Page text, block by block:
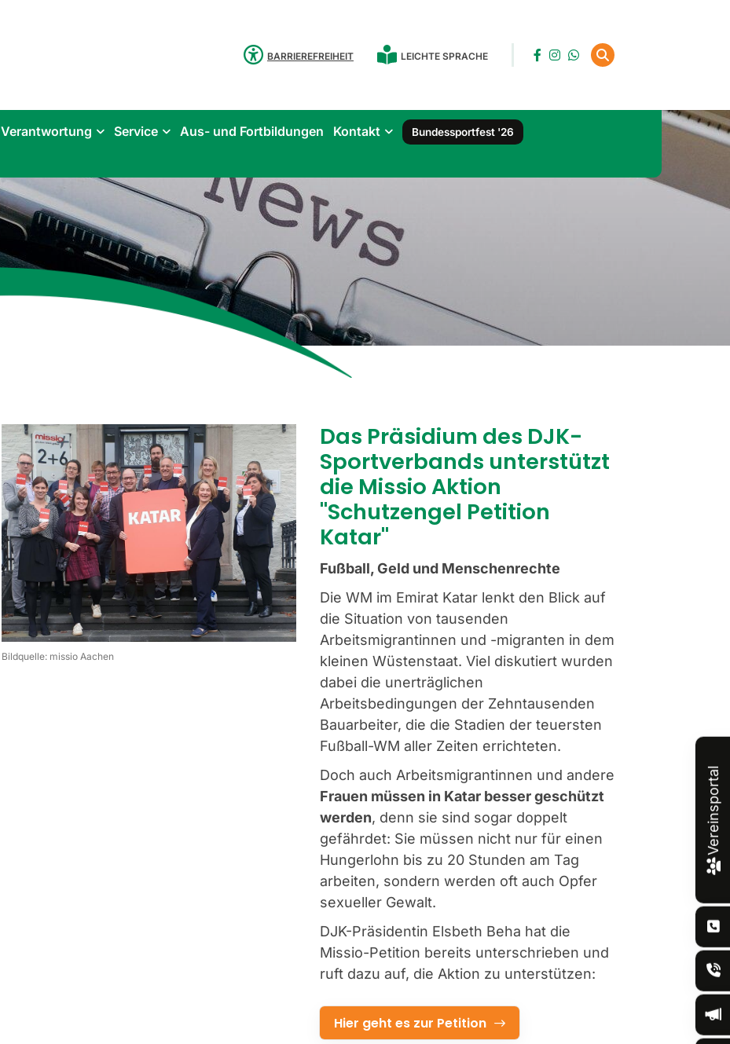
BARRIEREFREIHEIT LEICHTE SPRACHE
Verantwortung Service Aus- und Fortbildungen Kontakt Bundessportfest '26
Bildquelle: missio Aachen
Das Präsidium des DJK-
Sportverbands unterstützt
die Missio Aktion
"Schutzengel Petition
Katar"
Fußball, Geld und Menschenrechte
Die WM im Emirat Katar lenkt den Blick auf
die Situation von tausenden
Arbeitsmigrantinnen und -migranten in dem
kleinen Wüstenstaat. Viel diskutiert wurden
dabei die unerträglichen
Arbeitsbedingungen der Zehntausenden
Bauarbeiter, die die Stadien der teuersten
Fußball-WM aller Zeiten errichteten.
Doch auch Arbeitsmigrantinnen und andere
Frauen müssen in Katar besser geschützt
werden, denn sie sind sogar doppelt
gefährdet: Sie müssen nicht nur für einen
Hungerlohn bis zu 20 Stunden am Tag
arbeiten, sondern werden oft auch Opfer
sexueller Gewalt.
DJK-Präsidentin Elsbeth Beha hat die
Missio-Petition bereits unterschrieben und
ruft dazu auf, die Aktion zu unterstützen:
Hier geht es zur Petition
Vereinsportal